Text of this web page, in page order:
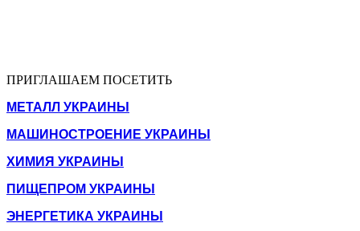
ПРИГЛАШАЕМ ПОСЕТИТЬ
МЕТАЛЛ УКРАИНЫ
МАШИНОСТРОЕНИЕ УКРАИНЫ
ХИМИЯ УКРАИНЫ
ПИЩЕПРОМ УКРАИНЫ
ЭНЕРГЕТИКА УКРАИНЫ